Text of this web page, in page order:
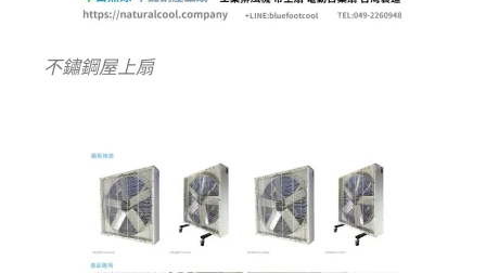
不鏽鋼屋上扇